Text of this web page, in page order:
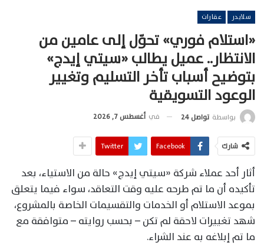
سلايدر عقارات
«استلام فوري» تحوّل إلى عامين من
الانتظار.. عميل يطالب «سيتي إيدج»
بتوضيح أسباب تأخر التسليم وتغيير
الوعود التسويقية
بواسطة تواصل 24 في أغسطس 7, 2026
شارك Facebook
Twitter
أثار أحد عملاء شركة «سيتي إيدج» حالة من الاستياء، بعد
تأكيده أن ما تم طرحه عليه وقت التعاقد، سواء فيما يتعلق
بموعد الاستلام أو الخدمات والتقسيمات الخاصة بالمشروع،
شهد تغييرات لاحقة لم تكن – بحسب روايته – متوافقة مع
ما تم إبلاغه به عند الشراء.